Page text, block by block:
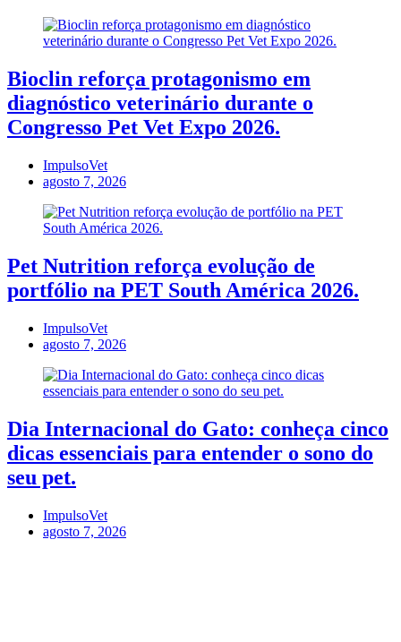
Bioclin reforça protagonismo em
diagnóstico veterinário durante o
Congresso Pet Vet Expo 2026.
ImpulsoVet
agosto 7, 2026
Pet Nutrition reforça evolução de
portfólio na PET South América 2026.
ImpulsoVet
agosto 7, 2026
Dia Internacional do Gato: conheça cinco
dicas essenciais para entender o sono do
seu pet.
ImpulsoVet
agosto 7, 2026